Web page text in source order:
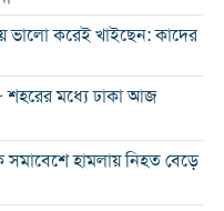
ভালো করেই খাইছেন: কাদের
শহরের মধ্যে ঢাকা আজ
সমাবেশে হামলায় নিহত বেড়ে